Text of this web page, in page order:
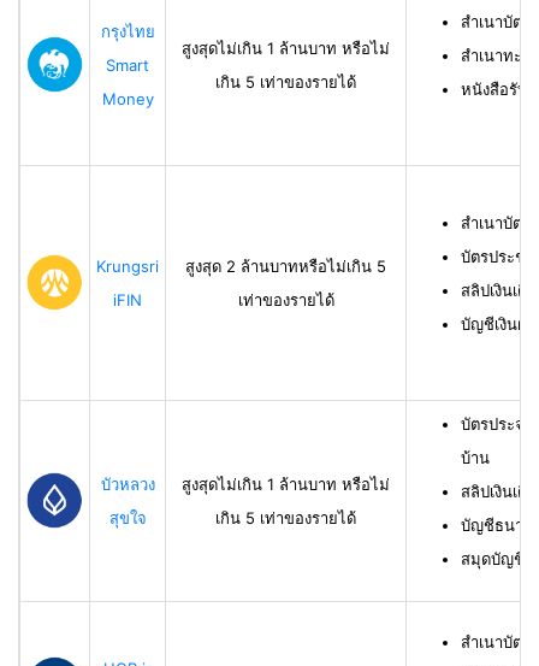
กรุงไทย
Smart
Money
สูงสุดไม่เกิน 1 ล้านบาท หรือไม่
เกิน 5 เท่าของรายได้
สำเนาบัตร
สำเนาทะเ
หนังสือรับร
Krungsri
iFIN
สูงสุด 2 ล้านบาทหรือไม่เกิน 5
เท่าของรายได้
สำเนาบัตร
บัตรประช
สลิปเงินเดื
บัญชีเงินฝา
บัวหลวง
สุขใจ
สูงสุดไม่เกิน 1 ล้านบาท หรือไม่
เกิน 5 เท่าของรายได้
บัตรประจำ
บ้าน
สลิปเงินเดื
บัญชีธนาคา
สมุดบัญชีธ
สำเนาบัตร